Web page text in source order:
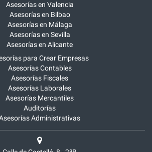
Asesorías en Valencia
Asesorías en Bilbao
Asesorías en Málaga
Asesorías en Sevilla
Asesorías en Alicante
para Crear Empresas
Asesorías Contables
Asesorías Fiscales
Asesorías Laborales
Asesorías Mercantiles
Auditorías
Administrativas